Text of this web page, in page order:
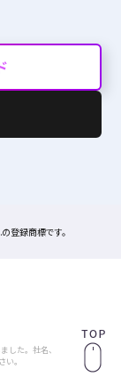
登録商標です。
した。社名、
。